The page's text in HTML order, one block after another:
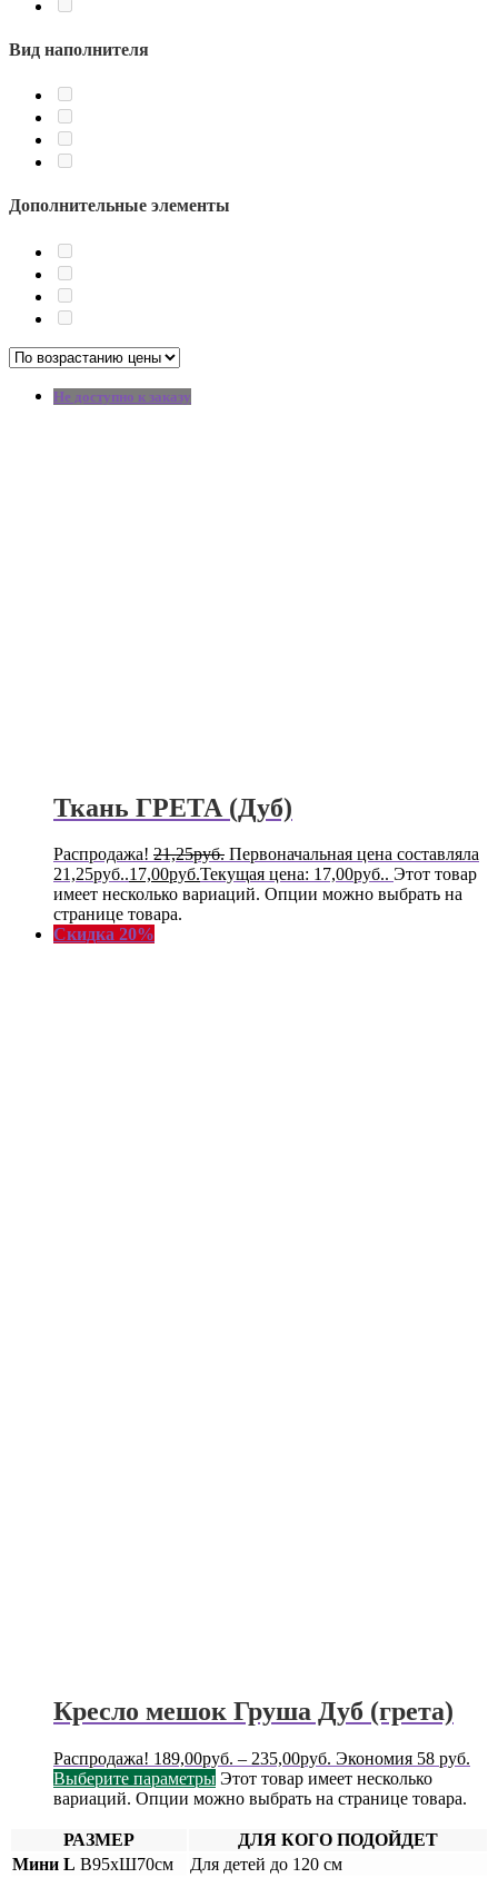
Вид наполнителя
Дополнительные элементы
Не доступно к заказу
Ткань ГРЕТА (Дуб)
Распродажа! 21,25руб. Первоначальная цена составляла
21,25руб..17,00руб.Текущая цена: 17,00руб.. Этот товар
имеет несколько вариаций. Опции можно выбрать на
странице товара.
Скидка 20%
Кресло мешок Груша Дуб (грета)
Распродажа! 189,00руб. – 235,00руб. Экономия 58 руб.
Выберите параметры Этот товар имеет несколько
вариаций. Опции можно выбрать на странице товара.
РАЗМЕР
ДЛЯ КОГО ПОДОЙДЕТ
Мини L В95хШ70см
Для детей до 120 см